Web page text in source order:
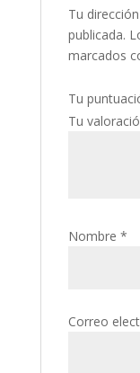
Tu
publicada.
marcados
Tu
Tu
Nombre *
Correo